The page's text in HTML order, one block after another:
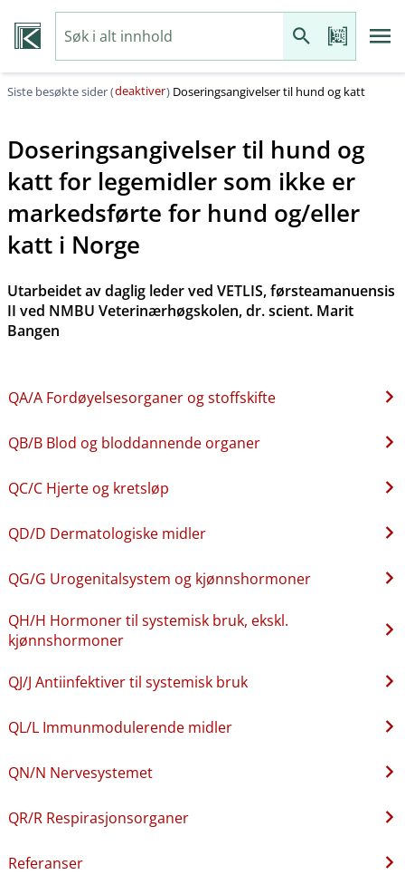
Siste besøkte sider (deaktiver) Doseringsangivelser til hund og katt
Doseringsangivelser til hund og
katt for legemidler som ikke er
markedsførte for hund og​/​eller
katt i Norge
Utarbeidet av daglig leder ved VETLIS, førsteamanuensis
II ved NMBU Veterinærhøgskolen, dr. scient. Marit
Bangen
QA​/​A Fordøyelsesorganer og stoffskifte
QB​/​B Blod og bloddannende organer
QC​/​C Hjerte og kretsløp
QD​/​D Dermatologiske midler
QG​/​G Urogenitalsystem og kjønnshormoner
QH​/​H Hormoner til systemisk bruk, ekskl.
kjønnshormoner
QJ​/​J Antiinfektiver til systemisk bruk
QL​/​L Immunmodulerende midler
QN​/​N Nervesystemet
QR​/​R Respirasjonsorganer
Referanser